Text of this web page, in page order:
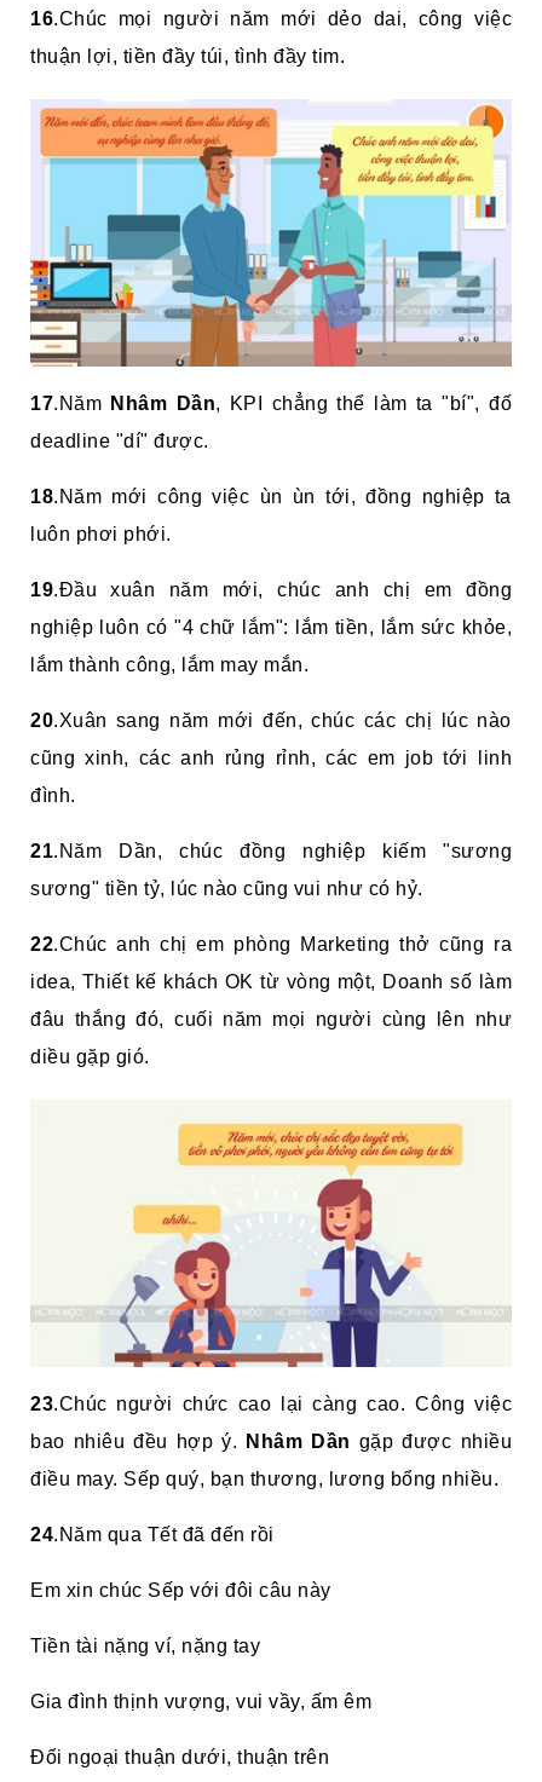
16.Chúc mọi người năm mới dẻo dai, công việc
thuận lợi, tiền đầy túi, tình đầy tim.
17.Năm Nhâm Dần, KPI chẳng thể làm ta "bí", đố
deadline "dí" được.
18.Năm mới công việc ùn ùn tới, đồng nghiệp ta
luôn phơi phới.
19.Đầu xuân năm mới, chúc anh chị em đồng
nghiệp luôn có "4 chữ lắm": lắm tiền, lắm sức khỏe,
lắm thành công, lắm may mắn.
20.Xuân sang năm mới đến, chúc các chị lúc nào
cũng xinh, các anh rủng rỉnh, các em job tới linh
đình.
21.Năm Dần, chúc đồng nghiệp kiếm "sương
sương" tiền tỷ, lúc nào cũng vui như có hỷ.
22.Chúc anh chị em phòng Marketing thở cũng ra
idea, Thiết kế khách OK từ vòng một, Doanh số làm
đâu thắng đó, cuối năm mọi người cùng lên như
diều gặp gió.
23.Chúc người chức cao lại càng cao. Công việc
bao nhiêu đều hợp ý.
Nhâm Dần gặp được nhiều
điều may. Sếp quý, bạn thương, lương bổng nhiều.
24.Năm qua Tết đã đến rồi
Em xin chúc Sếp với đôi câu này
Tiền tài nặng ví, nặng tay
Gia đình thịnh vượng, vui vầy, ấm êm
Đối ngoại thuận dưới, thuận trên